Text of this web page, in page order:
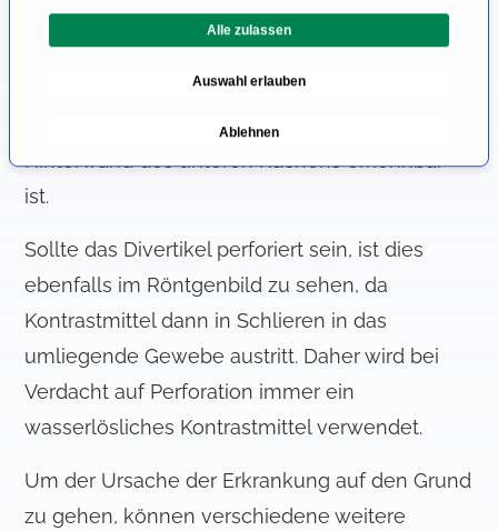
s
s
h
l
Alle zulassen
Auswahl erlauben
Ablehnen
sichtbar ist. Wenn ein Zenker-Divertikel
vorliegt, füllt sich dieses beim Schlucken
ebenso mit Kontrastmittel, wie die Speiseröhre,
sodass eine weiß gefärbte Struktur an der
Hinterwand des unteren Rachens erkennbar
ist.
Sollte das Divertikel perforiert sein, ist dies
ebenfalls im Röntgenbild zu sehen, da
Kontrastmittel dann in Schlieren in das
umliegende Gewebe austritt. Daher wird bei
Verdacht auf Perforation immer ein
wasserlösliches Kontrastmittel verwendet.
Um der Ursache der Erkrankung auf den Grund
zu gehen, können verschiedene weitere